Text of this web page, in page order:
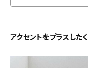
アクセントをプラスした